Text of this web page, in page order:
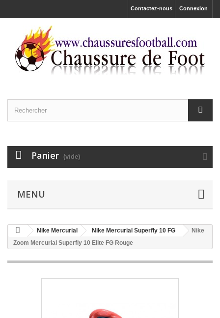
Connexion
Contactez-nous
Panier (vide)
MENU
Nike Mercurial Nike Mercurial Superfly 10 FG
Nike
Zoom Mercurial Superfly 10 Elite FG Rouge